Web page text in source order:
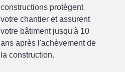
constructions protègent
votre chantier et assurent
votre bâtiment jusqu'à 10
ans après l'achèvement de
la construction.